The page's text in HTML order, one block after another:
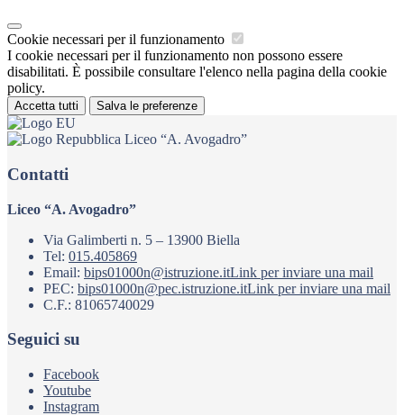
Cookie necessari per il funzionamento
I cookie necessari per il funzionamento non possono essere
disabilitati. È possibile consultare l'elenco nella pagina della cookie
policy.
Accetta tutti Salva le preferenze
Liceo “A. Avogadro”
Contatti
Liceo “A. Avogadro”
Via Galimberti n. 5 – 13900 Biella
Tel: 015.405869
Email: bips01000n@istruzione.itLink per inviare una mail
PEC: bips01000n@pec.istruzione.itLink per inviare una mail
C.F.: 81065740029
Seguici su
Facebook
Youtube
Instagram